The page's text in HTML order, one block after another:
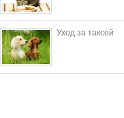
Уход за таксой